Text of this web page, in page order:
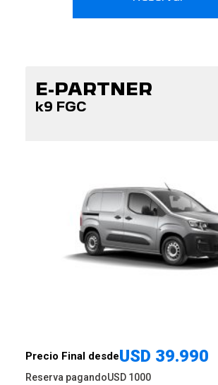
E-PARTNER
k9 FGC
Precio Final desdeUSD 39.990
Reserva pagandoUSD 1000